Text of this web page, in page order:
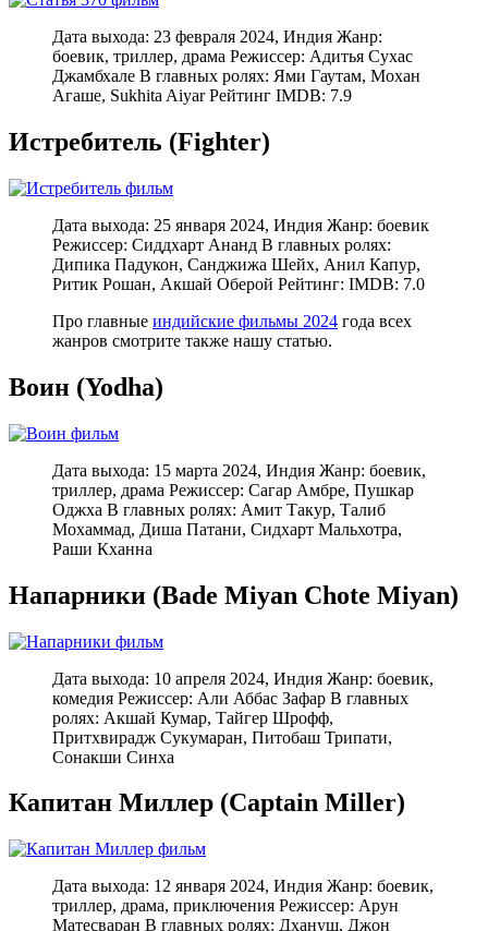
Дата выхода: 23 февраля 2024, Индия Жанр:
боевик, триллер, драма Режиссер: Адитья Сухас
Джамбхале В главных ролях: Ями Гаутам, Мохан
Агаше, Sukhita Aiyar Рейтинг IMDB: 7.9
Истребитель (Fighter)
Дата выхода: 25 января 2024, Индия Жанр: боевик
Режиссер: Сиддхарт Ананд В главных ролях:
Дипика Падукон, Санджижа Шейх, Анил Капур,
Ритик Рошан, Акшай Оберой Рейтинг: IMDB: 7.0
Про главные индийские фильмы 2024 года всех
жанров смотрите также нашу статью.
Воин (Yodha)
Дата выхода: 15 марта 2024, Индия Жанр: боевик,
триллер, драма Режиссер: Сагар Амбре, Пушкар
Оджха В главных ролях: Амит Такур, Талиб
Мохаммад, Диша Патани, Сидхарт Мальхотра,
Раши Кханна
Напарники (Bade Miyan Chote Miyan)
Дата выхода: 10 апреля 2024, Индия Жанр: боевик,
комедия Режиссер: Али Аббас Зафар В главных
ролях: Акшай Кумар, Тайгер Шрофф,
Притхвирадж Сукумаран, Питобаш Трипати,
Сонакши Синха
Капитан Миллер (Captain Miller)
Дата выхода: 12 января 2024, Индия Жанр: боевик,
триллер, драма, приключения Режиссер: Арун
Матесваран В главных ролях: Дхануш, Джон